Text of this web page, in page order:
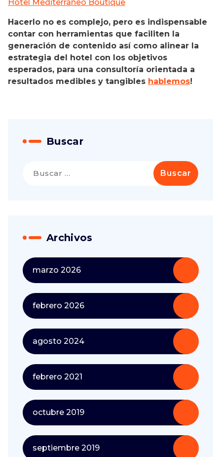
Hotel Mediterraneo Boutique
Hacerlo no es complejo, pero es indispensable
contar con herramientas que faciliten la
generación de contenido así como alinear la
estrategia del hotel con los objetivos
esperados, para una consultoría orientada a
resultados medibles y tangibles hablemos!
Buscar
Archivos
marzo 2026
febrero 2026
agosto 2024
febrero 2021
octubre 2019
septiembre 2019